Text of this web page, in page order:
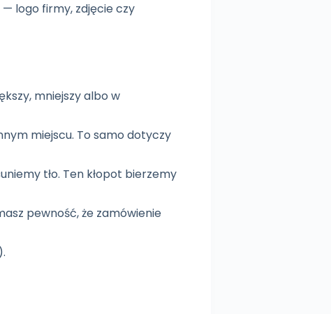
— logo firmy, zdjęcie czy
mniejszy albo w
miejscu. To samo dotyczy
tło. Ten kłopot bierzemy
pewność, że zamówienie